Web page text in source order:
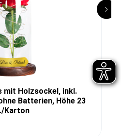
mit Holzsockel, inkl.
Batterien, Höhe 23
Karton